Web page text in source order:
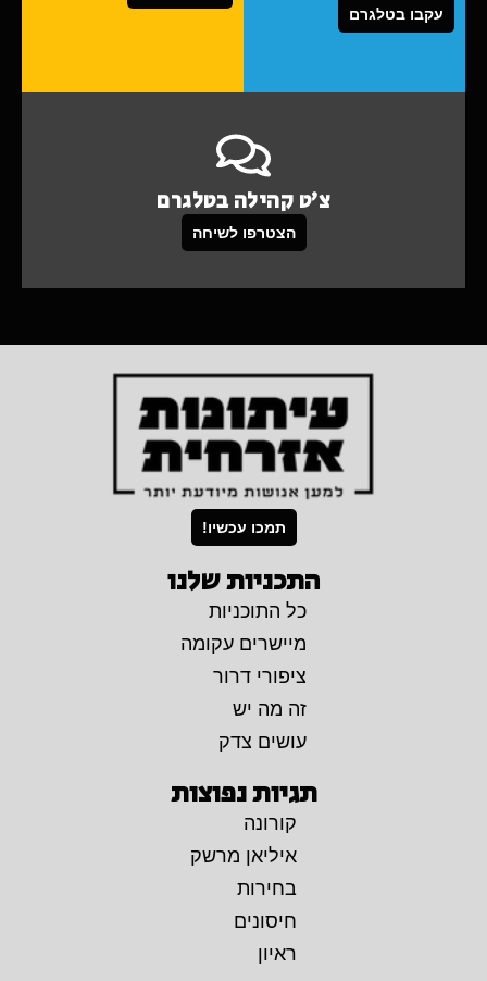
עקבו בטלגרם
צ'ט קהילה בטלגרם
הצטרפו לשיחה
תמכו עכשיו!
התכניות שלנו
כל התוכניות
מיישרים עקומה
ציפורי דרור
זה מה יש
עושים צדק
תגיות נפוצות
קורונה
איליאן מרשק
בחירות
חיסונים
ראיון